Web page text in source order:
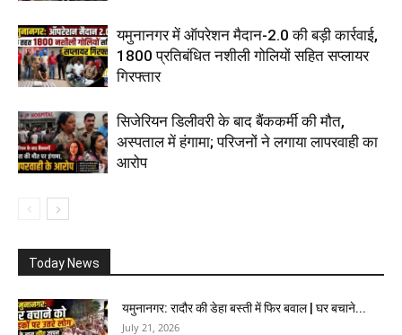
यमुनानगर में ऑपरेशन मैदान-2.0 की बड़ी कार्रवाई,
1800 प्रतिबंधित नशीली गोलियों सहित सप्लायर
गिरफ्तार
सिजेरियन डिलीवरी के बाद बैंककर्मी की मौत,
अस्पताल में हंगामा; परिजनों ने लगाया लापरवाही का
आरोप
Today News
यमुनानगर: रादौर की डेहा बस्ती में फिर बवाल | घर बचाने...
July 21, 2026